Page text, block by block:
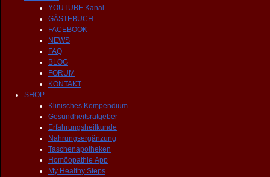
YOUTUBE Kanal
GÄSTEBUCH
FACEBOOK
NEWS
FAQ
BLOG
FORUM
KONTAKT
SHOP
Klinisches Kompendium
Gesundheitsratgeber
Erfahrungsheilkunde
Nahrungsergänzung
Taschenapotheken
Homöopathie App
My Healthy Steps